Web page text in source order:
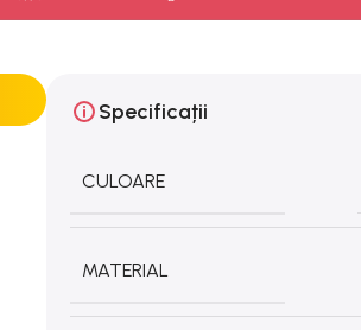
Specificații
CULOARE
MATERIAL